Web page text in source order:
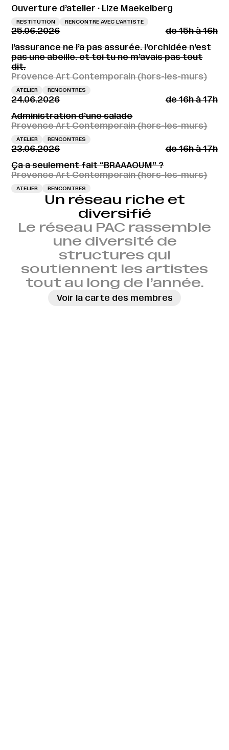
Ouverture d’atelier · Lize Maekelberg
RESTITUTION RENCONTRE AVEC L’ARTISTE
25.06.2026
de 15h à 16h
l’assurance ne l’a pas assurée. l’orchidée n’est
pas une abeille. et toi tu ne m’avais pas tout
dit.
Provence Art Contemporain (hors-les-murs)
ATELIER RENCONTRES
24.06.2026
de 16h à 17h
Administration d’une salade
Provence Art Contemporain (hors-les-murs)
ATELIER RENCONTRES
23.06.2026
de 16h à 17h
Ça a seulement fait “BRAAAOUM” ?
Provence Art Contemporain (hors-les-murs)
ATELIER RENCONTRES
Un réseau riche et
diversifié
Le réseau PAC rassemble
une diversité de
structures qui
soutiennent les artistes
tout au long de l’année.
Voir la carte des membres